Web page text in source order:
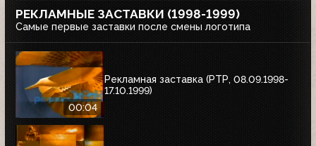
РЕКЛАМНЫЕ ЗАСТАВКИ (1998-1999)
Самые первые заставки после смены логотипа
00:04
Рекламная заставка (РТР, 08.09.1998-
17.10.1999)